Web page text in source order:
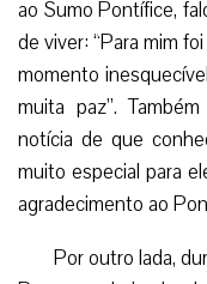
ao Sumo Pontífice,
de viver: “Para mim
momento
muita paz”.
notícia de que
muito especial para
agradecimento ao
Por outro lada,